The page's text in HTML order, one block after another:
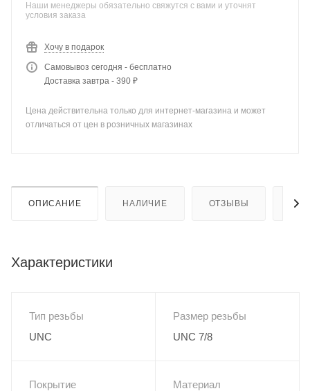
Наши менеджеры обязательно свяжутся с вами и уточнят
условия заказа
Хочу в подарок
Самовывоз сегодня - бесплатно
Доставка завтра - 390 ₽
Цена действительна только для интернет-магазина и может
отличаться от цен в розничных магазинах
ОПИСАНИЕ НАЛИЧИЕ ОТЗЫВЫ
Характеристики
Тип резьбы
UNC
Размер резьбы
UNC 7/8
Покрытие
Материал